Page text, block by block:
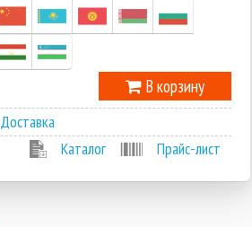
В корзину
Доставка
Каталог
Прайс-лист